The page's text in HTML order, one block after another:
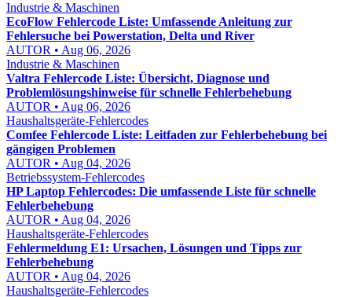
Industrie & Maschinen
EcoFlow Fehlercode Liste: Umfassende Anleitung zur
Fehlersuche bei Powerstation, Delta und River
AUTOR • Aug 06, 2026
Industrie & Maschinen
Valtra Fehlercode Liste: Übersicht, Diagnose und
Problemlösungshinweise für schnelle Fehlerbehebung
AUTOR • Aug 06, 2026
Haushaltsgeräte-Fehlercodes
Comfee Fehlercode Liste: Leitfaden zur Fehlerbehebung bei
gängigen Problemen
AUTOR • Aug 04, 2026
Betriebssystem-Fehlercodes
HP Laptop Fehlercodes: Die umfassende Liste für schnelle
Fehlerbehebung
AUTOR • Aug 04, 2026
Haushaltsgeräte-Fehlercodes
Fehlermeldung E1: Ursachen, Lösungen und Tipps zur
Fehlerbehebung
AUTOR • Aug 04, 2026
Haushaltsgeräte-Fehlercodes